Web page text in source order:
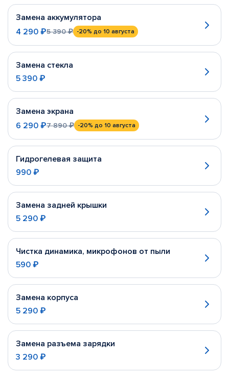
Замена аккумулятора
4 290 ₽5 390 ₽ -20% до 10 августа
Замена стекла
5 390 ₽
Замена экрана
6 290 ₽7 890 ₽ -20% до 10 августа
Гидрогелевая защита
990 ₽
Замена задней крышки
5 290 ₽
Чистка динамика, микрофонов от пыли
590 ₽
Замена корпуса
5 290 ₽
Замена разъема зарядки
3 290 ₽